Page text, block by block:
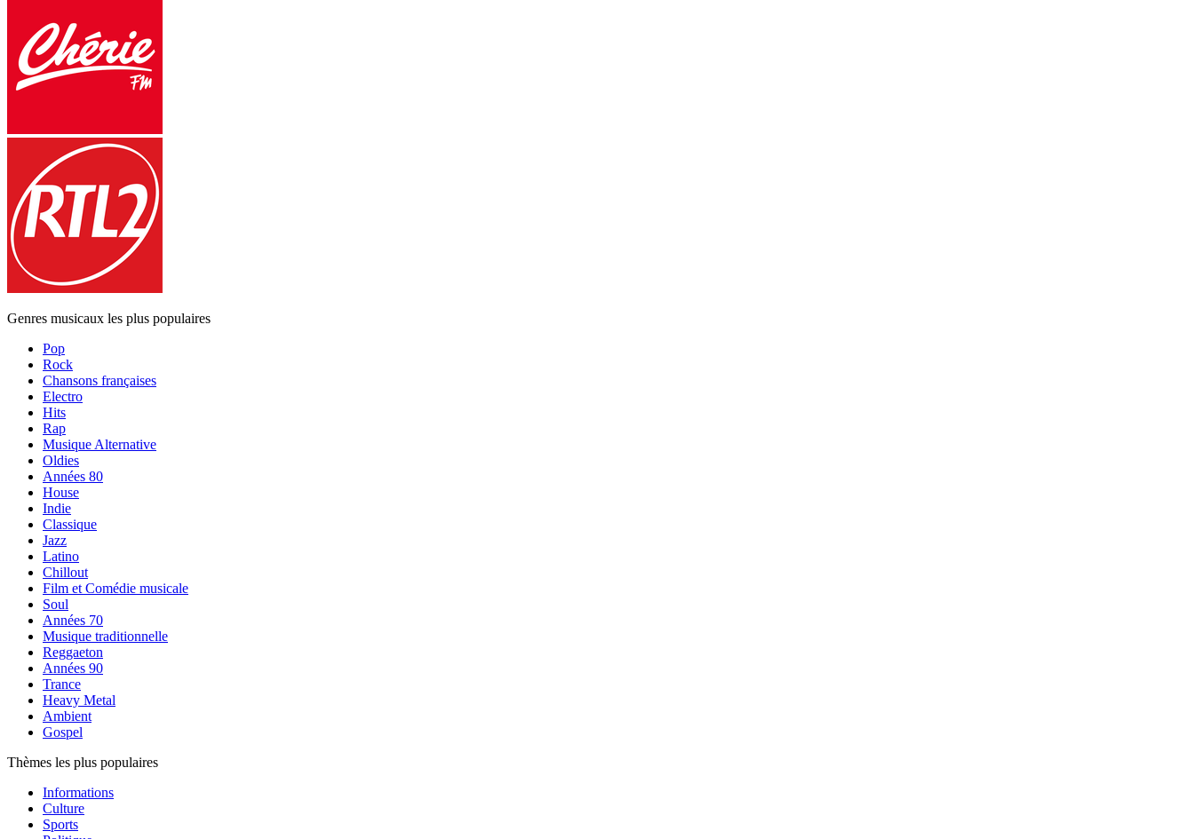
Genres musicaux les plus populaires
Pop
Rock
Chansons françaises
Electro
Hits
Rap
Musique Alternative
Oldies
Années 80
House
Indie
Classique
Jazz
Latino
Chillout
Film et Comédie musicale
Soul
Années 70
Musique traditionnelle
Reggaeton
Années 90
Trance
Heavy Metal
Ambient
Gospel
Thèmes les plus populaires
Informations
Culture
Sports